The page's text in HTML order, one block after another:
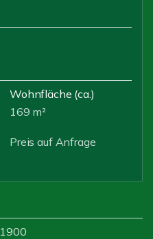
Wohnfläche (ca.)
169 m²
Preis auf Anfrage
1900